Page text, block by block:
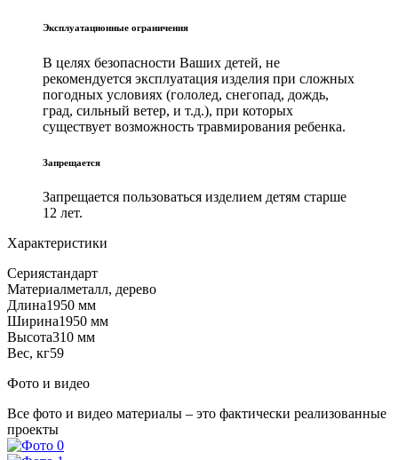
Эксплуатационные ограничения
В целях безопасности Ваших детей, не
рекомендуется эксплуатация изделия при сложных
погодных условиях (гололед, снегопад, дождь,
град, сильный ветер, и т.д.), при которых
существует возможность травмирования ребенка.
Запрещается
Запрещается пользоваться изделием детям старше
12 лет.
Характеристики
Сериястандарт
Материалметалл, дерево
Длина1950 мм
Ширина1950 мм
Высота310 мм
Вес, кг59
Фото и видео
Все фото и видео материалы – это фактически реализованные
проекты